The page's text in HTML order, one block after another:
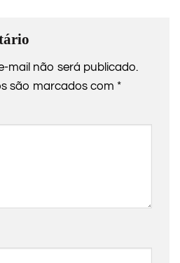
mail não será publicado.
são marcados com *